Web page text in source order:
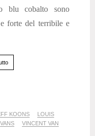
blu cobalto sono
e forte del terribile e
KOONS
LOUIS
VANS
VINCENT VAN